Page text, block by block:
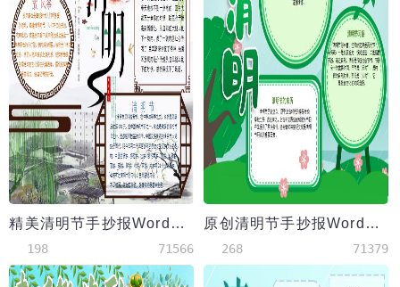
精美清明节手抄报Word模板
198 71566
原创清明节手抄报Word模板
268 71379